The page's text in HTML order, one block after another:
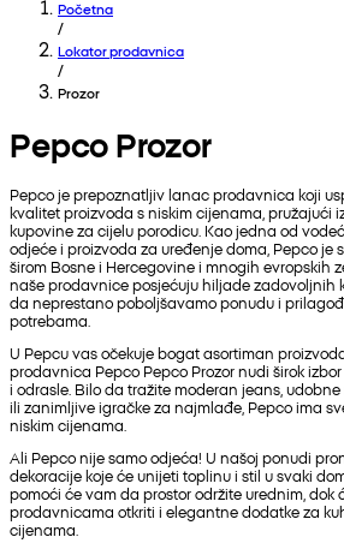
Početna
/
Lokator prodavnica
/
Prozor
Pepco Prozor
Pepco je prepoznatljiv lanac prodavnica koji
kvalitet proizvoda s niskim cijenama, pružajući
kupovine za cijelu porodicu. Kao jedna od
odjeće i proizvoda za uređenje doma, Pepco je
širom Bosne i Hercegovine i mnogih evropskih
naše prodavnice posjećuju hiljade zadovoljnih
da neprestano poboljšavamo ponudu i
potrebama.
U Pepcu vas očekuje bogat asortiman
prodavnica Pepco Pepco Prozor nudi širok
i odrasle. Bilo da tražite moderan jeans,
ili zanimljive igračke za najmlađe, Pepco ima
niskim cijenama.
Ali Pepco nije samo odjeća! U našoj ponudi
dekoracije koje će unijeti toplinu i stil u svaki
pomoći će vam da prostor održite urednim, dok
prodavnicama otkriti i elegantne dodatke za
cijenama.